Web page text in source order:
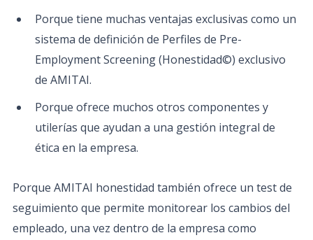
Porque tiene muchas ventajas exclusivas como un
sistema de definición de Perfiles de Pre-
Employment Screening (Honestidad©) exclusivo
de AMITAI.
Porque ofrece muchos otros componentes y
utilerías que ayudan a una gestión integral de
ética en la empresa.
Porque AMITAI honestidad también ofrece un test de
seguimiento que permite monitorear los cambios del
empleado, una vez dentro de la empresa como